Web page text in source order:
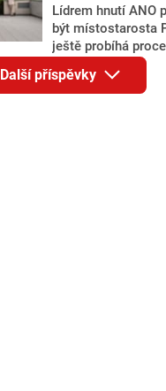
Lídrem hnutí ANO
být místostarosta
ještě probíhá
Jana Hušbauera
redakci
Benkovič. O
Další příspěvky